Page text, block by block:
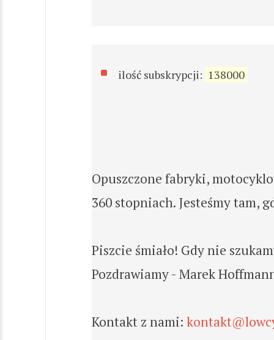
ilość subskrypcji: 138000
Opuszczone fabryki,
360 stopniach. Jesteśmy tam,
Piszcie śmiało! Gdy nie
Pozdrawiamy - Marek
Kontakt z nami: